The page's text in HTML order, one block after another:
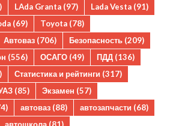
LAda Granta (97) Lada Vesta (91)
(69) Toyota (78)
Автоваз (706) Безопасность (209)
(556) ОСАГО (49) ПДД (136)
Статистика и рейтинги (317)
(85) Экзамен (57)
автоваз (88) автозапчасти (68)